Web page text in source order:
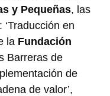
y Pequeñas, las
en
la Fundación
Barreras de
de
de valor’,